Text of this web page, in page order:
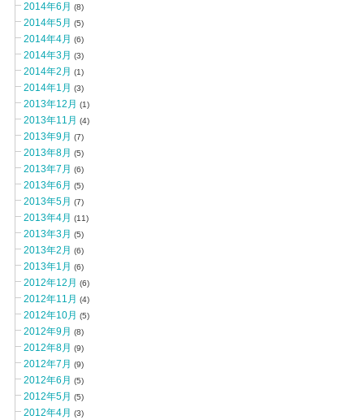
2014年6月 (8)
2014年5月 (5)
2014年4月 (6)
2014年3月 (3)
2014年2月 (1)
2014年1月 (3)
2013年12月 (1)
2013年11月 (4)
2013年9月 (7)
2013年8月 (5)
2013年7月 (6)
2013年6月 (5)
2013年5月 (7)
2013年4月 (11)
2013年3月 (5)
2013年2月 (6)
2013年1月 (6)
2012年12月 (6)
2012年11月 (4)
2012年10月 (5)
2012年9月 (8)
2012年8月 (9)
2012年7月 (9)
2012年6月 (5)
2012年5月 (5)
2012年4月 (3)